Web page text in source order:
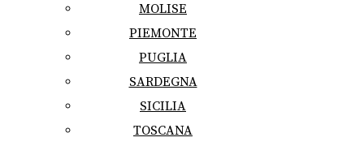
MOLISE
PIEMONTE
PUGLIA
SARDEGNA
SICILIA
TOSCANA